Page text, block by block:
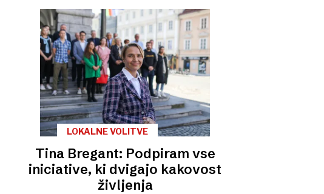
LOKALNE VOLITVE
Tina Bregant: Podpiram vse
iniciative, ki dvigajo kakovost
življenja